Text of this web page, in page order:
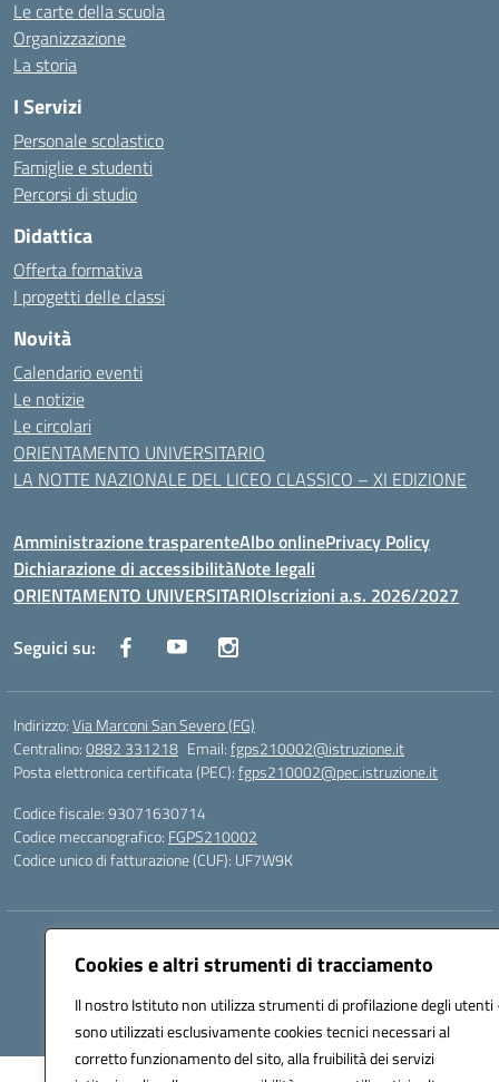
Cookies e altri strumenti di tracciamento
Il nostro Istituto non utilizza strumenti di profilazione degli utenti
sono utilizzati esclusivamente cookies tecnici necessari al
corretto funzionamento del sito, alla fruibilità dei servizi
Le carte della scuola
Organizzazione
La storia
I Servizi
Personale scolastico
Famiglie e studenti
Percorsi di studio
Didattica
Offerta formativa
I progetti delle classi
Novità
Calendario eventi
Le notizie
Le circolari
ORIENTAMENTO UNIVERSITARIO
LA NOTTE NAZIONALE DEL LICEO CLASSICO – XI EDIZIONE
Amministrazione trasparenteAlbo onlinePrivacy Policy
Dichiarazione di accessibilitàNote legali
ORIENTAMENTO UNIVERSITARIOIscrizioni a.s. 2026/2027
Seguici su:
Indirizzo:Via Marconi San Severo (FG)
Centralino:0882 331218 Email:fgps210002@istruzione.it
Posta elettronica certificata (PEC):fgps210002@pec.istruzione.it
Codice fiscale: 93071630714
Codice meccanografico: FGPS210002
Codice unico di fatturazione (CUF): UF7W9K
Concept & Design by Designers Italia